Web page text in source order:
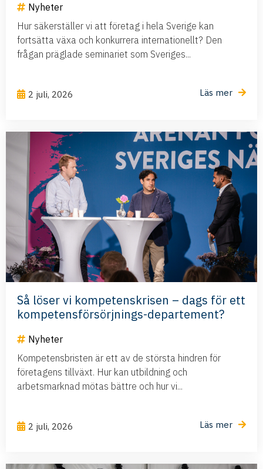
Nyheter
Hur säkerställer vi att företag i hela Sverige kan
fortsätta växa och konkurrera internationellt? Den
frågan präglade seminariet som Sveriges...
2 juli, 2026 Läs mer
Så löser vi kompetenskrisen – dags för ett
kompetensförsörjnings-departement?
Nyheter
Kompetensbristen är ett av de största hindren för
företagens tillväxt. Hur kan utbildning och
arbetsmarknad mötas bättre och hur vi...
2 juli, 2026 Läs mer